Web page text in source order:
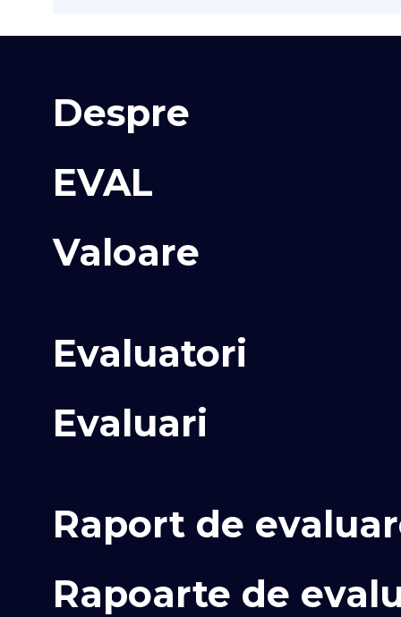
Despre
EVAL
Valoare
Evaluatori
Evaluari
Raport de
Rapoarte de